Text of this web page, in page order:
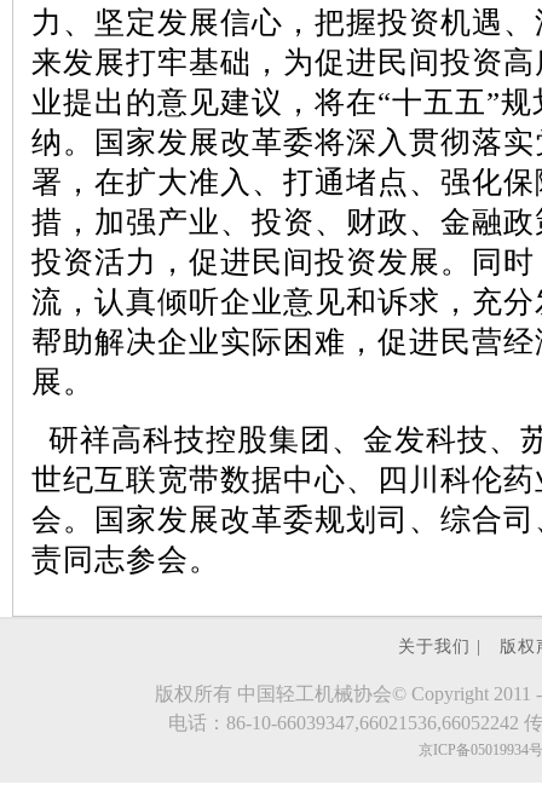
力、坚定发展信心，把握投资机遇
来发展打牢基础，为促进民间投资
业提出的意见建议，将在“十五五”规
纳。国家发展改革委将深入贯彻落
署，在扩大准入、打通堵点、强化
措，加强产业、投资、财政、金融
投资活力，促进民间投资发展。同
流，认真倾听企业意见和诉求，充
帮助解决企业实际困难，促进民营
展。
研祥高科技控股集团、金发科技、
世纪互联宽带数据中心、四川科伦
会。国家发展改革委规划司、综合
责同志参会。
关于我们 | 版
版权所有 中国轻工机械协会© Copyright 2011 -
电话：86-10-66039347,66021536,66052242
京ICP备05019934号